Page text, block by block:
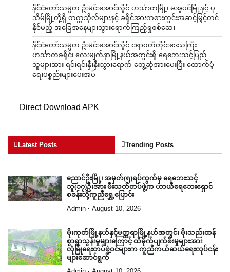
နိုင်ငံတော်သမ္မတ ဦးမင်းအောင်လှိုင် ဟင်္သာတမြို့၊ မအူပင်မြို့နှင့် ပု
သိမ်မြို့တို့ရှိ တက္ကသိုလ်များနှင့် ခရိုင်အားကစားကွင်းအဆင့်မြှင့်တင်
နိုင်မည့် အခြေအနေများသွားရောက်ကြည့်ရှုစစ်ဆေး
နိုင်ငံတော်သမ္မတ ဦးမင်းအောင်လှိုင် ဧရာဝတီတိုင်းဒေသကြီး
ဟင်္သာတခရိုင်၊ လေးမျက်နှာမြို့နယ်အတွင်းရှိ ရေဘေးသင့်ပြည်
သူများအား ရင်းရင်းနှီးနှီးသွားရောက် တွေ့ဆုံအားပေးပြီး ထောက်ပံ့
ရေးပစ္စည်းများပေးအပ်
Direct Download APK
Latest Posts Trending Posts
ညောင်ဦးမြို့၊ အမှတ်(၅)ရပ်ကွက်မှ ရေဘေးသင့်
သူ(၁၇)ဦးအား မီးသတ်တပ်ဖွဲ့က ယာယီရေဘေးရှောင်
စခန်းသို့ကူညီရွှေ့ပြောင်း
Admin August 10, 2026
မိုးကုတ်မြို့နယ်နှင့်မတ္တရာမြို့နယ်အတွင်း မိုးသည်းထန်
စွာရွာသွန်းမှုများကြောင့် ထိခိုက်ပျက်စီးမှုများအား
လုံခြုံရေးတပ်ဖွဲ့ဝင်များက ကူညီကယ်ဆယ်ရေးလုပ်ငန်း
များဆောင်ရွက်